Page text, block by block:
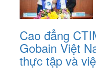
Cao đẳng
Gobain Việt
thực tập và